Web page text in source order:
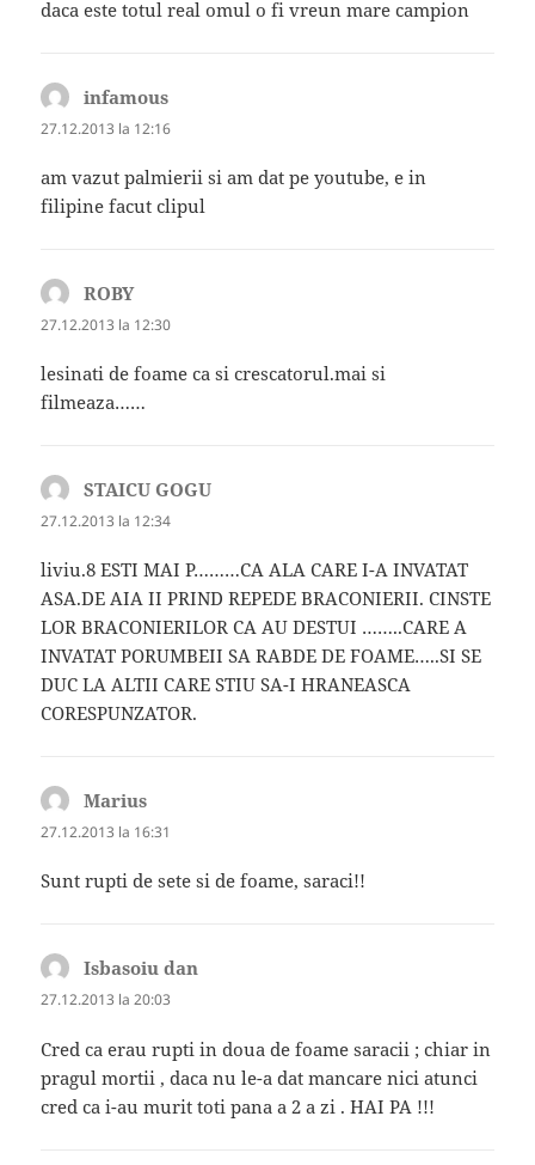
daca este totul real omul o fi vreun mare campion
infamous
27.12.2013 la 12:16
am vazut palmierii si am dat pe youtube, e in
filipine facut clipul
ROBYspune:
27.12.2013 la 12:30
lesinati de foame ca si crescatorul.mai si
filmeaza……
STAICU GOGU
27.12.2013 la 12:34
liviu.8 ESTI MAI P………CA ALA CARE I-A INVATAT
ASA.DE AIA II PRIND REPEDE BRACONIERII. CINSTE
LOR BRACONIERILOR CA AU DESTUI ……..CARE A
INVATAT PORUMBEII SA RABDE DE FOAME…..SI SE
DUC LA ALTII CARE STIU SA-I HRANEASCA
CORESPUNZATOR.
Marius
27.12.2013 la 16:31
Sunt rupti de sete si de foame, saraci!!
Isbasoiu dan
27.12.2013 la 20:03
Cred ca erau rupti in doua de foame saracii ; chiar in
pragul mortii , daca nu le-a dat mancare nici atunci
cred ca i-au murit toti pana a 2 a zi . HAI PA !!!